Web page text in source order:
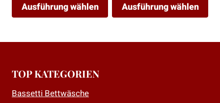
Ausführung wählen
Varianten
auf.
Ausführung wählen
TOP KATEGORIEN
Bassetti Bettwäsche